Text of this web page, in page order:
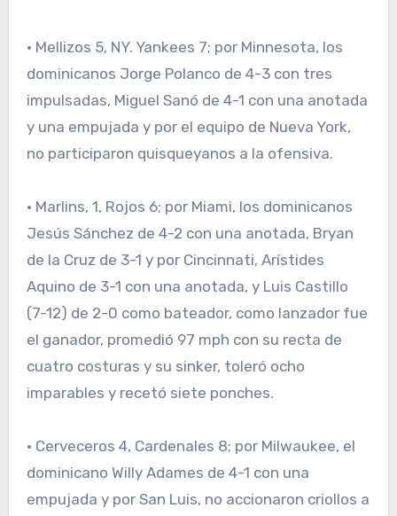
· Mellizos 5, NY. Yankees 7; por Minnesota, los
dominicanos Jorge Polanco de 4-3 con tres
impulsadas, Miguel Sanó de 4-1 con una anotada
y una empujada y por el equipo de Nueva York,
no participaron quisqueyanos a la ofensiva.
· Marlins, 1, Rojos 6; por Miami, los dominicanos
Jesús Sánchez de 4-2 con una anotada, Bryan
de la Cruz de 3-1 y por Cincinnati, Arístides
Aquino de 3-1 con una anotada, y Luis Castillo
(7-12) de 2-0 como bateador, como lanzador fue
el ganador, promedió 97 mph con su recta de
cuatro costuras y su sinker, toleró ocho
imparables y recetó siete ponches.
· Cerveceros 4, Cardenales 8; por Milwaukee, el
dominicano Willy Adames de 4-1 con una
empujada y por San Luis, no accionaron criollos a